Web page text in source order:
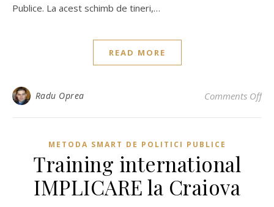
Publice. La acest schimb de tineri,…
READ MORE
Radu Oprea Comments Offon
METODA SMART DE POLITICI PUBLICE
Training international
IMPLICARE la Craiova